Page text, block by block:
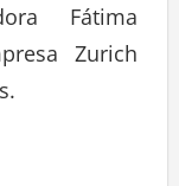
Fátima
Zurich